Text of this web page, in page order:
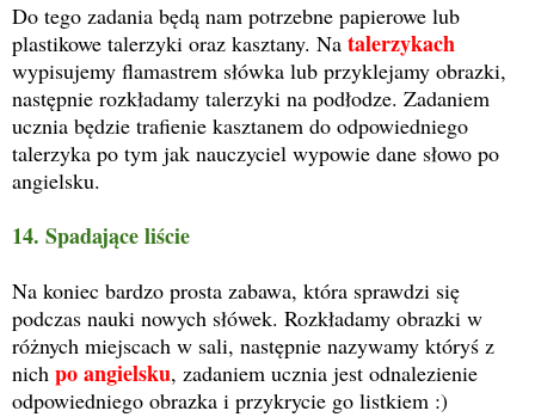
Do tego zadania będą nam potrzebne papierowe lub
plastikowe talerzyki oraz kasztany. Na talerzykach
wypisujemy flamastrem słówka lub przyklejamy obrazki,
następnie rozkładamy talerzyki na podłodze. Zadaniem
ucznia będzie trafienie kasztanem do odpowiedniego
talerzyka po tym jak nauczyciel wypowie dane słowo po
angielsku.
14. Spadające liście
Na koniec bardzo prosta zabawa, która sprawdzi się
podczas nauki nowych słówek. Rozkładamy obrazki w
różnych miejscach w sali, następnie nazywamy któryś z
nich po angielsku, zadaniem ucznia jest odnalezienie
odpowiedniego obrazka i przykrycie go listkiem :)